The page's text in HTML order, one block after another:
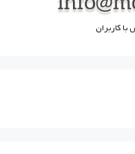
با کاربران